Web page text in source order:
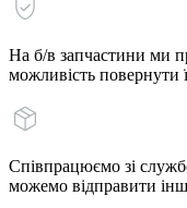
На б/в запчастини ми
можливість повернути
Співпрацюємо зі
можемо відправити